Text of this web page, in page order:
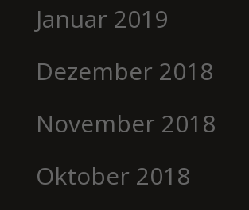
Januar 2019
Dezember 2018
November 2018
Oktober 2018